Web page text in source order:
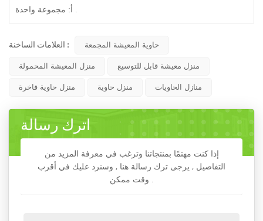
أ: مجموعة واحدة .
العلامات الساخنة : حاوية المعيشة المجمعة
منزل المعيشة المحمولة منزل معيشة قابل للتوسيع
منزل حاوية فاخرة منزل حاوية منازل الحاويات
اترك رسالة
إذا كنت مهتمًا بمنتجاتنا وترغب في معرفة المزيد من
التفاصيل , يرجى ترك رسالة هنا , وسنرد عليك في أقرب
وقت ممكن .